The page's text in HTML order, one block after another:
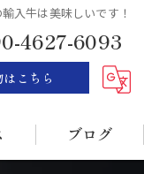
入牛は美味しいです！
4627-6093
こちら
ブログ